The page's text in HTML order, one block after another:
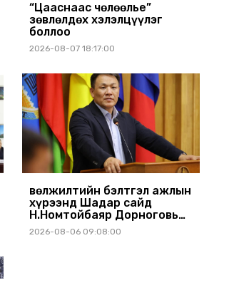
“Цааснаас чөлөөлье”
зөвлөлдөх хэлэлцүүлэг
боллоо
2026-08-07 18:17:00
Өвөлжилтийн бэлтгэл ажлын
хүрээнд Шадар сайд
Н.Номтойбаяр Дорноговь
аймагт ажиллав
2026-08-06 09:08:00